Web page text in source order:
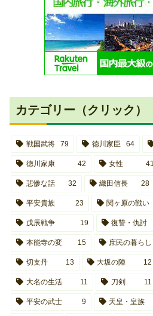
カテゴリー（クリック）
戦国武将 79 徳川家臣 64
徳川家康 42 女性 41
悲惨な話 32 織田信長 28
平安貴族 23 関ヶ原の戦い
戊辰戦争 19 復讐・仇討
本能寺の変 15 庶民の暮らし
切支丹 13 大坂の陣 12
大名の生活 11 刀剣 11
平安の武士 9 天皇・皇族